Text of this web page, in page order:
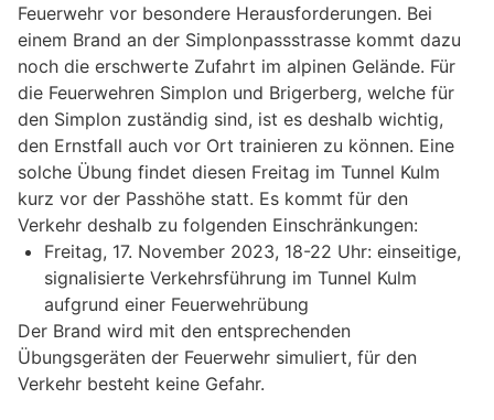
Feuerwehr vor besondere Herausforderungen. Bei
einem Brand an der Simplonpassstrasse kommt dazu
noch die erschwerte Zufahrt im alpinen Gelände. Für
die Feuerwehren Simplon und Brigerberg, welche für
den Simplon zuständig sind, ist es deshalb wichtig,
den Ernstfall auch vor Ort trainieren zu können. Eine
solche Übung findet diesen Freitag im Tunnel Kulm
kurz vor der Passhöhe statt. Es kommt für den
Verkehr deshalb zu folgenden Einschränkungen:
Freitag, 17. November 2023, 18-22 Uhr: einseitige,
signalisierte Verkehrsführung im Tunnel Kulm
aufgrund einer Feuerwehrübung
Der Brand wird mit den entsprechenden
Übungsgeräten der Feuerwehr simuliert, für den
Verkehr besteht keine Gefahr.